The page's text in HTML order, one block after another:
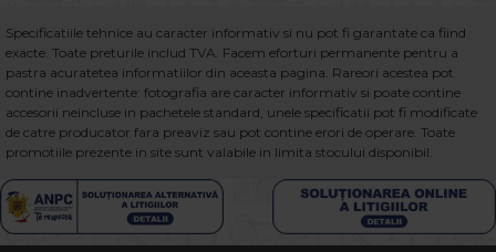
Specificatiile tehnice au caracter informativ si nu pot fi garantate ca fiind
exacte. Toate preturile includ TVA. Facem eforturi permanente pentru a
pastra acuratetea informatiilor din aceasta pagina. Rareori acestea pot
contine inadvertente: fotografia are caracter informativ si poate contine
accesorii neincluse in pachetele standard, unele specificatii pot fi modificate
de catre producator fara preaviz sau pot contine erori de operare. Toate
promotiile prezente in site sunt valabile in limita stocului disponibil.